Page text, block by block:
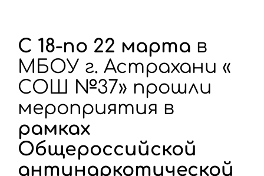
С 18-по 22 марта в
МБОУ г. Астрахани «
СОШ №37» прошли
мероприятия в
рамках
Общероссийской
антинаркотической